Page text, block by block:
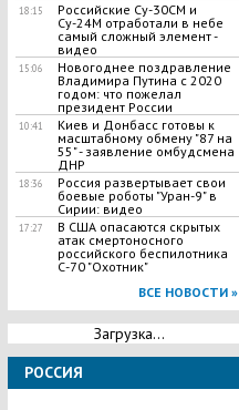
18:15
Российские Су-30СМ и
Су-24М отработали в небе
самый сложный элемент -
видео
15:06
Новогоднее поздравление
Владимира Путина с 2020
годом: что пожелал
президент России
10:41
Киев и Донбасс готовы к
масштабному обмену "87 на
55" - заявление омбудсмена
ДНР
18:36
Россия развертывает свои
боевые роботы "Уран-9" в
Сирии: видео
17:27
В США опасаются скрытых
атак смертоносного
российского беспилотника
С-70 "Охотник"
ВСЕ НОВОСТИ »
Загрузка...
РОССИЯ